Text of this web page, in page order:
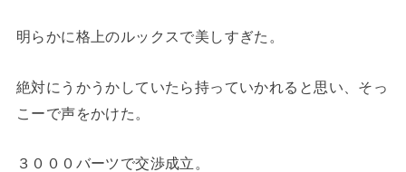
明らかに格上のルックスで美しすぎた。
絶対にうかうかしていたら持っていかれると思い、そっ
こーで声をかけた。
３０００バーツで交渉成立。